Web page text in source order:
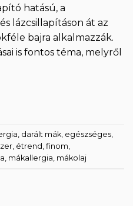
hatású, a
lázcsillapításon át az
bajra alkalmazzák.
is fontos téma, melyről
darált mák egészséges
étrend finom
mákallergia mákolaj